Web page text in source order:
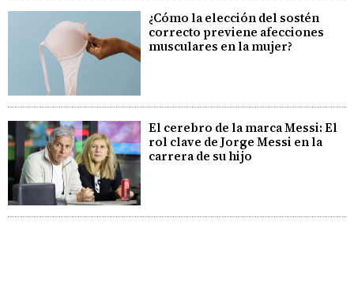
¿Cómo la elección del sostén
correcto previene afecciones
musculares en la mujer?
El cerebro de la marca Messi: El
rol clave de Jorge Messi en la
carrera de su hijo